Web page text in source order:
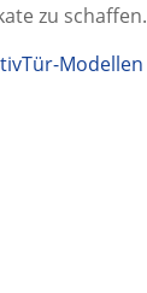
zu schaffen.
Modellen